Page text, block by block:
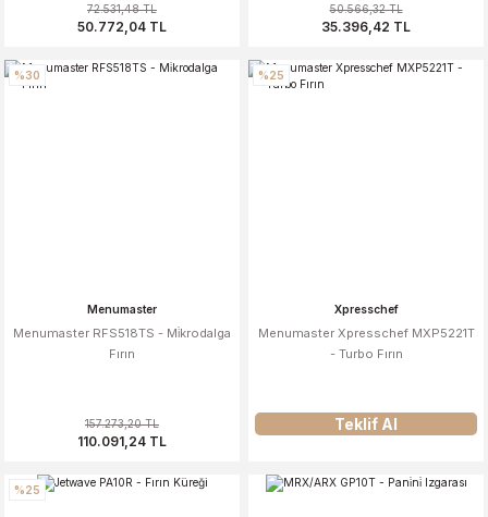
72.531,48 TL
50.772,04 TL
50.566,32 TL
35.396,42 TL
%30
Menumaster
Menumaster RFS518TS - Mi̇krodalga
Fırın
157.273,20 TL
110.091,24 TL
%25
Xpresschef
Menumaster Xpresschef MXP5221T
- Turbo Fırın
Teklif Al
%25